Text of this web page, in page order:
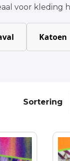
voor kleding
Katoen
Sortering